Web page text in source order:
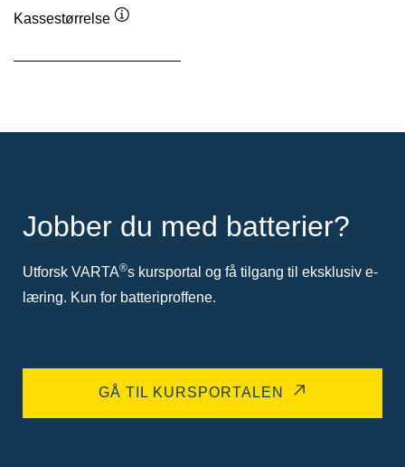
Kassestørrelse
Jobber du med batterier?
Utforsk VARTA®s kursportal og få tilgang til eksklusiv e-
læring. Kun for batteriproffene.
GÅ TIL KURSPORTALEN